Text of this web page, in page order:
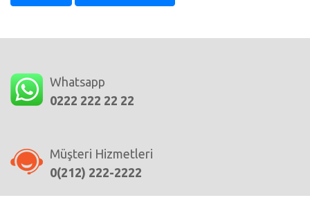
Whatsapp
0222 222 22 22
Müşteri Hizmetleri
0(212) 222-2222